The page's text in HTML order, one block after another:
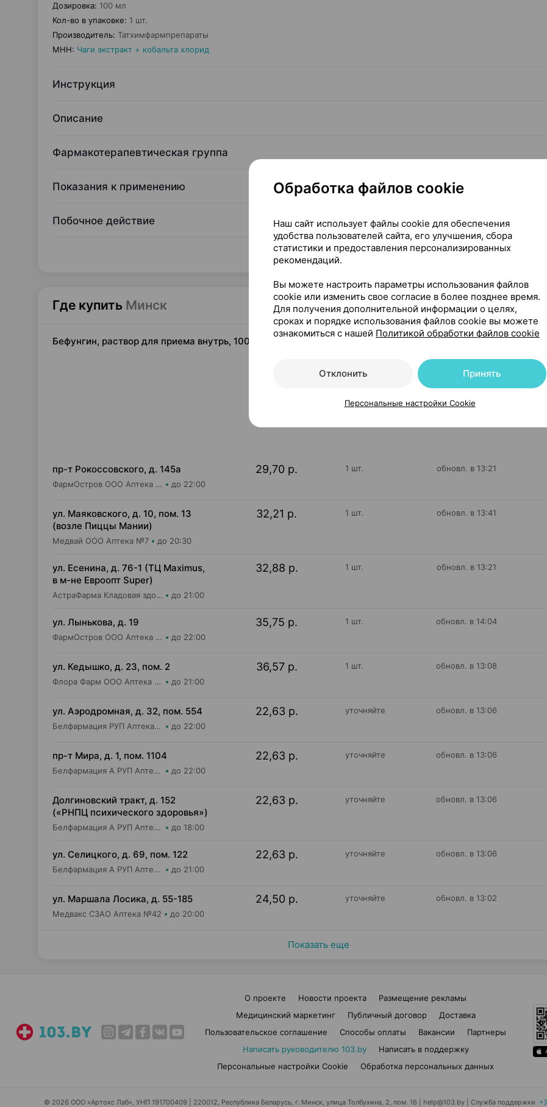
Дозировка: 100 мл
Кол-во в упаковке: 1 шт.
Производитель: Татхимфармпрепараты
МНН: Чаги экстракт + кобальта хлорид
Инструкция
Описание
Фармакотерапевтическая группа
Показания к применению
Побочное действие
Читать полностью
Где купить Минск
Бефунгин, раствор для приема внутрь, 100 мл ×1, Татхимфармпрепараты Россия
534
пр-т Рокоссовского, д. 145а
ФармОстров ООО Аптека №9 на Рокоссовского до 22:00
29,70 р. 1 шт. обновл. в 13:21
ул. Маяковского, д. 10, пом. 13
(возле Пиццы Мании)
Медвай ООО Аптека №7 до 20:30
32,21 р. 1 шт. обновл. в 13:41
ул. Есенина, д. 76-1 (ТЦ Maximus,
в м-не Евроопт Super)
АстраФарма Кладовая здоровья ООО Аптека №9 до 21:00
32,88 р. 1 шт. обновл. в 13:21
ул. Лынькова, д. 19
ФармОстров ООО Аптека №7 на Лынькова до 22:00
35,75 р. 1 шт. обновл. в 14:04
ул. Кедышко, д. 23, пом. 2
Флора Фарм ООО Аптека №21 до 21:00
36,57 р. 1 шт. обновл. в 13:08
ул. Аэродромная, д. 32, пом. 554
Белфармация РУП Аптека №97 до 22:00
22,63 р. уточняйте обновл. в 13:06
пр-т Мира, д. 1, пом. 1104
Белфармация А РУП Аптека №100 до 22:00
22,63 р. уточняйте обновл. в 13:06
Долгиновский тракт, д. 152
(«РНПЦ психического здоровья»)
Белфармация А РУП Аптека №8 до 18:00
22,63 р. уточняйте обновл. в 13:06
ул. Селицкого, д. 69, пом. 122
Белфармация А РУП Аптека №102 до 21:00
22,63 р. уточняйте обновл. в 13:06
ул. Маршала Лосика, д. 55-185
Медвакс СЗАО Аптека №42 до 20:00
24,50 р. уточняйте обновл. в 13:02
Показать еще
О проекте Новости проекта
Размещение рекламы
Медицинский маркетинг
Публичный договор
Доставка
Пользовательское соглашение
Способы оплаты Вакансии
Партнеры
Написать руководителю 103.by
Написать в поддержку
Персональные настройки Cookie
Обработка персональных данных
© 2026 ООО «Артокс Лаб», УНП 191700409 | 220012, Республика Беларусь, г. Минск, улица Толбухина, 2, пом. 16 | help@103.by Служба поддержки
Обработка файлов cookie
Наш сайт использует файлы cookie для обеспечения
удобства пользователей сайта, его улучшения, сбора
статистики и предоставления персонализированных
рекомендаций.
Вы можете настроить параметры использования файлов
cookie или изменить свое согласие в более позднее время.
Для получения дополнительной информации о целях,
сроках и порядке использования файлов cookie вы можете
ознакомиться с нашей Политикой обработки файлов cookie
Отклонить Принять
Персональные настройки Cookie